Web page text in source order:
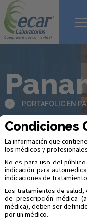
Portafolio en
Quienes
Nuestros
Servicios de
Contáctanos
Pago en Línea
Condiciones
La información que
los médicos y
No es para uso del
indicación para
indicaciones de
Los tratamientos de salud,
de prescripción médica
médica), deben ser
por un médico.
PORTAFOLIO EN